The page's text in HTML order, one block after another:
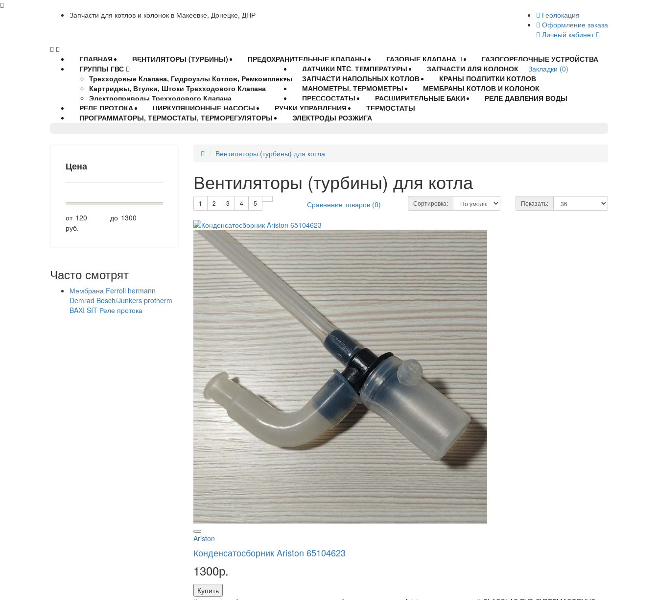
Запчасти для котлов и колонок в Макеевке, Донецке, ДНР
Геолокация
Оформление заказа
Личный кабинет
ГЛАВНАЯ ВЕНТИЛЯТОРЫ (ТУРБИНЫ) ПРЕДОХРАНИТЕЛЬНЫЕ КЛАПАНЫ ГАЗОВЫЕ КЛАПАНА
ГАЗОГОРЕЛОЧНЫЕ УСТРОЙСТВА
ГРУППЫ ГВС
Трехходовые Клапана, Гидроузлы Котлов, Ремкомплекты
Картриджы, Втулки, Штоки Трехходового Клапана
Электроприводы Трехходового Клапана
ДАТЧИКИ NTC, ТЕМПЕРАТУРЫ
ЗАПЧАСТИ ДЛЯ КОЛОНОК
ЗАПЧАСТИ НАПОЛЬНЫХ КОТЛОВ
КРАНЫ ПОДПИТКИ КОТЛОВ
МАНОМЕТРЫ, ТЕРМОМЕТРЫ
МЕМБРАНЫ КОТЛОВ И КОЛОНОК
ПРЕССОСТАТЫ
РАСШИРИТЕЛЬНЫЕ БАКИ
РЕЛЕ ДАВЛЕНИЯ ВОДЫ
РЕЛЕ ПРОТОКА
ЦИРКУЛЯЦИОННЫЕ НАСОСЫ РУЧКИ УПРАВЛЕНИЯ
ТЕРМОСТАТЫ
ПРОГРАММАТОРЫ, ТЕРМОСТАТЫ, ТЕРМОРЕГУЛЯТОРЫ
ЭЛЕКТРОДЫ РОЗЖИГА
Закладки (0)
Цена
от
до
руб.
Часто смотрят
Мембрана Ferroli hermann
Demrad Bosch/Junkers protherm
BAXI SIT Реле протока
Вентиляторы (турбины) для котла
Вентиляторы (турбины) для котла
1 2 3 4 5 Сравнение товаров (0) Сортировка: Показать:
Ariston
Конденсатосборник Ariston 65104623
1300р.
Купить